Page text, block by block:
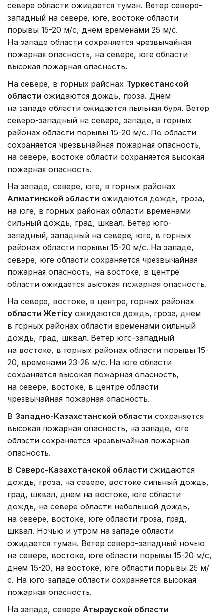
севере области ожидается туман. Ветер северо-
западный на севере, юге, востоке области
порывы 15-20 м/с, днем временами 25 м/с.
На западе области сохраняется чрезвычайная
пожарная опасность, на севере, юге области
высокая пожарная опасность.
На севере, в горных районах Туркестанской
области ожидаются дождь, гроза. Днем
на западе области ожидается пыльная буря. Ветер
северо-западный на севере, западе, в горных
районах области порывы 15-20 м/с. По области
сохраняется чрезвычайная пожарная опасность,
на севере, востоке области сохраняется высокая
пожарная опасность.
На западе, севере, юге, в горных районах
Алматинской области ожидаются дождь, гроза,
на юге, в горных районах области временами
сильный дождь, град, шквал. Ветер юго-
западный, западный на севере, юге, в горных
районах области порывы 15-20 м/с. На западе,
севере, юге области сохраняется чрезвычайная
пожарная опасность, на востоке, в центре
области ожидается высокая пожарная опасность.
На севере, востоке, в центре, горных районах
области Жетісу ожидаются дождь, гроза, днем
в горных районах области временами сильный
дождь, град, шквал. Ветер юго-западный
на востоке, в горных районах области порывы 15-
20, временами 23-28 м/с. На юге области
сохраняется высокая пожарная опасность,
на севере, востоке, в центре области
чрезвычайная пожарная опасность.
В Западно-Казахстанской области сохраняется
высокая пожарная опасность, на западе, юге
области сохраняется чрезвычайная пожарная
опасность.
В Северо-Казахстанской области ожидаются
дождь, гроза, на севере, востоке сильный дождь,
град, шквал, днем на востоке, юге области
дождь, на севере области небольшой дождь,
на севере, востоке, юге области гроза, град,
шквал. Ночью и утром на западе области
ожидается туман. Ветер северо-западный ночью
на севере, востоке, юге области порывы 15-20 м/с,
днем 15-20, на востоке, юге области порывы 25 м/
с. На юго-западе области сохраняется высокая
пожарная опасность.
На западе, севере Атырауской области